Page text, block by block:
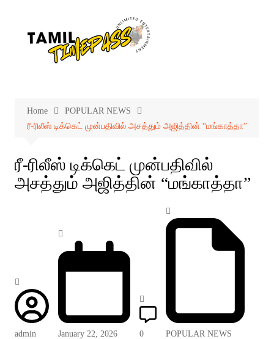
Home
POPULAR NEWS
ரீ-ரிலீஸ் டிக்கெட் முன்பதிவில் அசத்தும் அஜித்தின் “மங்காத்தா”
ரீ-ரிலீஸ் டிக்கெட் முன்பதிவில்
அசத்தும் அஜித்தின் “மங்காத்தா”
admin January 22, 2026 0 POPULAR NEWS